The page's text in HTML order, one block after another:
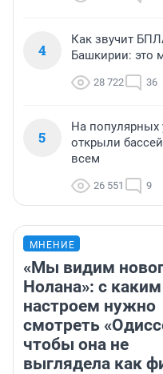
4
Как звучит
Башкирии: это
28 722 36
5
На популярных
открыли
всем
26 551 9
МНЕНИЕ
«Мы видим
Нолана»: с каким
настроем нужно
смотреть
чтобы она не
выглядела как